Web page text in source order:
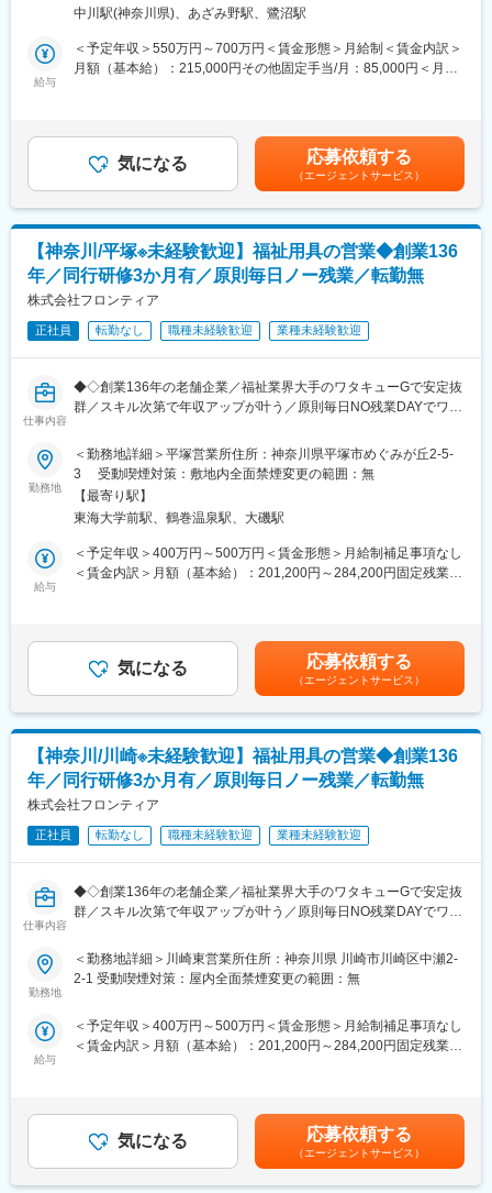
安心安全や、医療従事者の負担軽減に大きく貢献しています。
製品が多数あります。寡占市場だからこそ、競合製品を使ってい
る顧客からいかにシェアを獲得するか、試行錯誤する面白さがあ
【同社について】
当社は売上高256億円、全国77拠点、従業員数570名規模を誇る調
剤機器メーカーです。1971年創業と半世紀以上歴史をもち、特に
1980年代から他社に先駆けてスウェーデンなどヨーロッパに販売
網を拡大してきました。国内だけでなく、海外での売上も安定的
に伸びているため経営が安定しています。
■業務の特徴：
＊新しい医療機器の操作説明など技術面でのサポート役としてド
クターや技士さんへのサポート業務を行います。商品知識と医療
つ”そんな大きなやりがいのある仕事です。
＊夜間もしくは休日の緊急対応業務（急患発生時）が入る可能性
不整脈治療・心臓カテーテル・下肢血管治療カテーテル・ペース
メーカー等
■配属先の組織構成：
営業30名
■採用背景：
今後、海外からの医療機器の輸入により取扱商品を増やしていく
予定もあり、営業強化のため、営業職員を募集いたします。
「スタッフの資質の向上」という理念をベースに、数多くの社内
外レクチャーを開催しています。その他にも勉強会、講習会、医
学会への参加を積極的に行い、医療現場へのサポート力の強化を
図っています。
■当社の特徴：
医療機器、理化学機器の販売、医療機器の輸入販売 （心臓関連商
門知識の高さと手厚いサポート体制から多くの医療関係者に支持
を受け、1992年の設立より確かな成長を続けています。現在は広
島本社を中心に、全国11箇所にて営業所を展開。更なる業務拡大
を目指し、今回は医療機器営業担当者を募集します。
変更の範囲：会社の定める業務
中川駅(神奈川県)、あざみ野駅、鷺沼駅
給与
＜予定年収＞550万円～700万円＜賃金形態＞月給制＜賃金内訳＞
月額（基本給）：215,000円その他固定手当/月：85,000円＜月給
（関東支店）賃金はあくまでも目安の金額であり、選考を通じて
上下する可能性があります。月給(月額)は固定手当を含めた表記で
す。
気になる 応募依頼する
（エージェントサービス）
【神奈川/平塚※未経験歓迎】福祉用具の営業◆創業136
年／同行研修3か月有／原則毎日ノー残業／転勤無
株式会社フロンティア
正社員 転勤なし 職種未経験歓迎 業種未経験歓迎
仕事内容
◆◇創業136年の老舗企業／福祉業界大手のワタキューGで安定抜
群／スキル次第で年収アップが叶う／原則毎日NO残業DAYでワー
福利厚生有◆◇
■業務概要：
当社は、保険薬局、福祉用具のレンタル・販売、看護・介護・施
設サービスを展開しています。今回は福祉用具のレンタル・販売
を担う営業ポジションでの募集です。
・各施設のケアマネジャーを訪問し、契約内容の確認や見込みニ
ーズのヒアリング
・契約顧客宅を訪問し、福祉用具の使い方の説明・細かな調整対
みなどの準備業務
■業務の特徴：
＜商材＞
車いす、介護用ベッド、杖、歩行器などの福祉用具全般
＜顧客＞
・既存顧客8割／新規顧客2割
・居宅介護支援事業所／地域包括センター／各種医療機関のケア
マネージャー
・ニーズを確認してケアマネジャーから福祉用具を必要とされる
＜担当エリア＞
神奈川内の一部エリアを担当頂きます。地域ごとに営業所を置い
■競合との差別化：
人仕様にカスタマイズして仕入れる等、品揃えの差別化で幅広い
顧客ニーズに対応できます。
勤務地
＜勤務地詳細＞平塚営業所住所：神奈川県平塚市めぐみが丘2-5-
3 受動喫煙対策：敷地内全面禁煙変更の範囲：無
【最寄り駅】
東海大学前駅、鶴巻温泉駅、大磯駅
給与
＜予定年収＞400万円～500万円＜賃金形態＞月給制補足事項なし
＜賃金内訳＞月額（基本給）：201,200円～284,200円固定残業手
＞■昇給：年1回■賞与：年2回※例：前年度実績141万6,000円（入
社2年目～営業所長含む、年間平均支給額）■モデル年収年収400
万円／20歳前半／営業担当職年収480万／30代前半／係長職年収
690万／30代後半／所長職賃金はあくまでも目安の金額であり、
選考を通じて上下する可能性があります。月給(月額)は固定手当を
含めた表記です。
気になる 応募依頼する
（エージェントサービス）
【神奈川/川崎※未経験歓迎】福祉用具の営業◆創業136
年／同行研修3か月有／原則毎日ノー残業／転勤無
株式会社フロンティア
正社員 転勤なし 職種未経験歓迎 業種未経験歓迎
仕事内容
◆◇創業136年の老舗企業／福祉業界大手のワタキューGで安定抜
群／スキル次第で年収アップが叶う／原則毎日NO残業DAYでワー
福利厚生有◆◇
設サービスを展開しています。今回は福祉用具のレンタル・販売
を担う営業ポジションでの募集です。
ーフォローまでを一貫して担当します。
・各施設のケアマネジャーを訪問し、契約内容の確認や見込みニ
ーズのヒアリング
・契約顧客宅を訪問し、福祉用具の使い方の説明・細かな調整対
勤務地
＜勤務地詳細＞川崎東営業所住所：神奈川県 川崎市川崎区中瀬2-
2-1 受動喫煙対策：屋内全面禁煙変更の範囲：無
給与
＜予定年収＞400万円～500万円＜賃金形態＞月給制補足事項なし
＜賃金内訳＞月額（基本給）：201,200円～284,200円固定残業手
＞■昇給：年1回■賞与：年2回※例：前年度実績141万6,000円（入
社2年目～営業所長含む、年間平均支給額）■モデル年収年収400
万円／20歳前半／営業担当職年収480万／30代前半／係長職年収
690万／30代後半／所長職賃金はあくまでも目安の金額であり、
気になる 応募依頼する
（エージェントサービス）